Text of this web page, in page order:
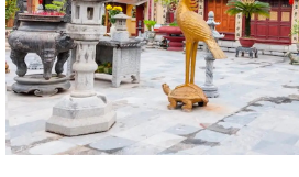
Tăng cường quản lý thuốc bảo vệ thực
nông nghiệp
Sở Giáo dục và Đào tạo Hải Phòng yêu
các điều kiện cho năm học...
Đảng bộ xã Trường Tân học tập, quán